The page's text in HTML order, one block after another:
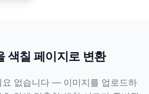
색칠 페이지로 변환
요 없습니다 — 이미지를 업로드하